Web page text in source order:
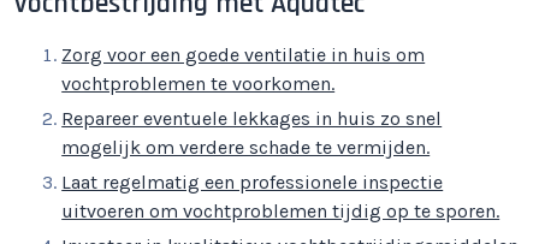
Zorg voor een goede ventilatie in huis om
vochtproblemen te voorkomen.
Repareer eventuele lekkages in huis zo snel
mogelijk om verdere schade te vermijden.
Laat regelmatig een professionele inspectie
uitvoeren om vochtproblemen tijdig op te sporen.